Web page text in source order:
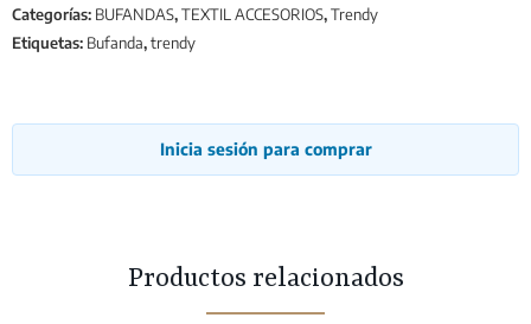
Categorías: BUFANDAS,TEXTIL ACCESORIOS,Trendy
Etiquetas: Bufanda,trendy
Inicia sesión para comprar
Productos relacionados